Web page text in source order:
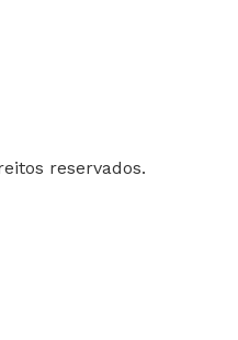
reservados.